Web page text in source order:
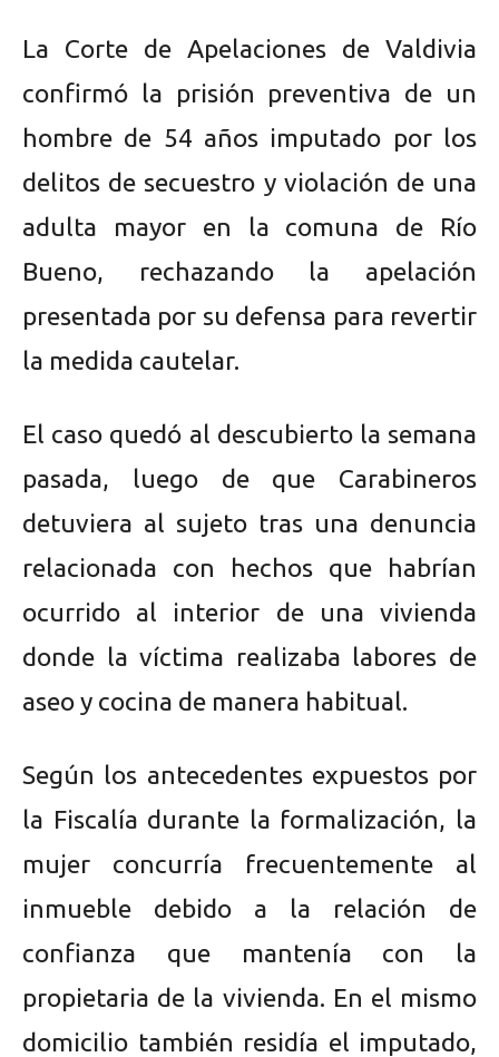
La Corte de Apelaciones de Valdivia
confirmó la prisión preventiva de un
hombre de 54 años imputado por los
delitos de secuestro y violación de una
adulta mayor en la comuna de Río
Bueno, rechazando la apelación
presentada por su defensa para revertir
la medida cautelar.
El caso quedó al descubierto la semana
pasada, luego de que Carabineros
detuviera al sujeto tras una denuncia
relacionada con hechos que habrían
ocurrido al interior de una vivienda
donde la víctima realizaba labores de
aseo y cocina de manera habitual.
Según los antecedentes expuestos por
la Fiscalía durante la formalización, la
mujer concurría frecuentemente al
inmueble debido a la relación de
confianza que mantenía con la
propietaria de la vivienda. En el mismo
domicilio también residía el imputado,